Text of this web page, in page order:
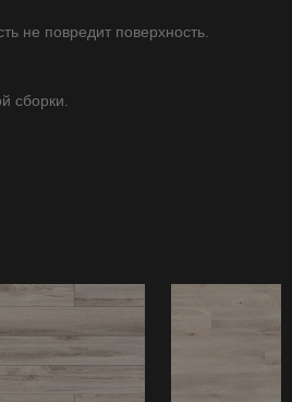
не повредит поверхность.
сборки.